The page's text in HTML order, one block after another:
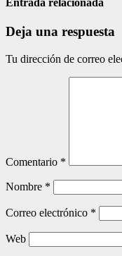
Entrada relacionada
Deja una respuesta
Tu dirección de correo
Comentario *
Nombre *
Correo electrónico *
Web